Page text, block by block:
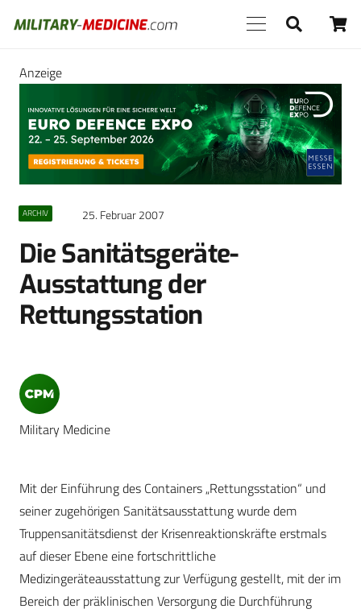
Anzeige
ARCHIV 25. Februar 2007
Die Sanitätsgeräte-
Ausstattung der
Rettungsstation
Military Medicine
Mit der Einführung des Containers „Rettungsstation“ und
seiner zugehörigen Sanitätsausstattung wurde dem
Truppensanitätsdienst der Krisenreaktionskräfte erstmals
auf dieser Ebene eine fortschrittliche
Medizingeräteausstattung zur Verfügung gestellt, mit der im
Bereich der präklinischen Versorgung die Durchführung